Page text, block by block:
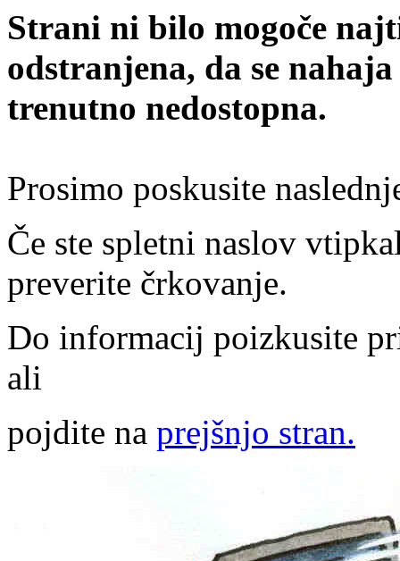
Strani ni bilo mogoče
odstranjena, da se
trenutno nedostopna.
Prosimo poskusite
Če ste spletni naslov
preverite črkovanje.
Do informacij poizkusite
ali
pojdite na prejšnjo stran.